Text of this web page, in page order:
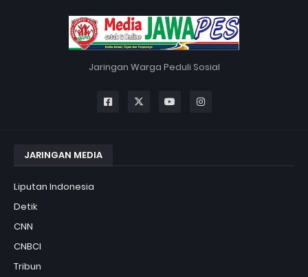
Jaringan Warga Peduli Sosial
JARINGAN MEDIA
Liputan Indonesia
Detik
CNN
CNBCI
Tribun